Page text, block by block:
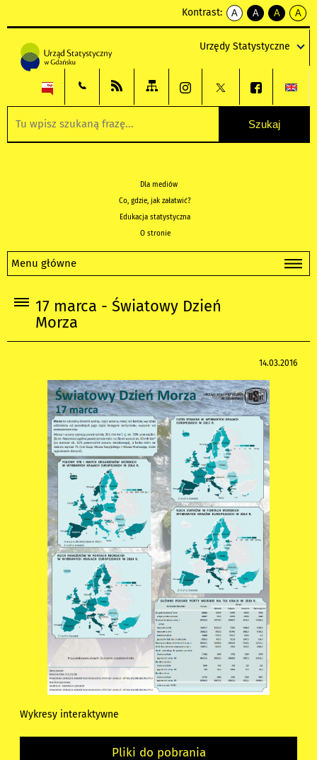
Kontrast:
A
kontrast
A
kontrast
tekst
czarnym
A
kontrast
tekst
czarnym
A
tekst
żółtym
Urzędy Statystyczne
Dla mediów
Co, gdzie, jak załatwić?
Edukacja statystyczna
O stronie
Menu główne
17 marca - Światowy Dzień
Morza
14.03.2016
Wykresy interaktywne
Pliki do pobrania